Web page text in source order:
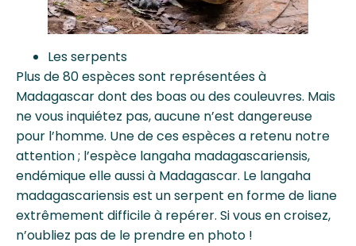
Les serpents
Plus de 80 espèces sont représentées à
Madagascar dont des boas ou des couleuvres. Mais
ne vous inquiétez pas, aucune n’est dangereuse
pour l’homme. Une de ces espèces a retenu notre
attention ; l’espèce langaha madagascariensis,
endémique elle aussi à Madagascar. Le langaha
madagascariensis est un serpent en forme de liane
extrêmement difficile à repérer. Si vous en croisez,
n’oubliez pas de le prendre en photo !